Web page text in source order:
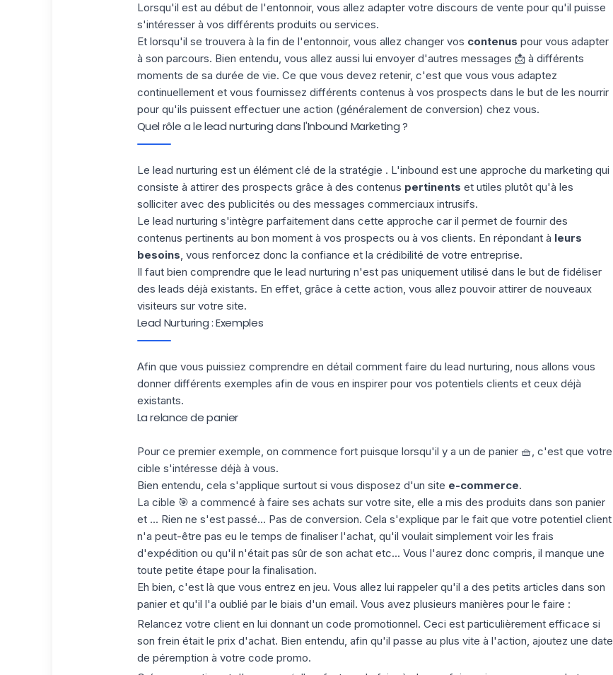
Lorsqu'il est au début de l'entonnoir, vous allez adapter votre discours de vente pour qu'il puisse
s'intéresser à vos différents produits ou services.
Et lorsqu'il se trouvera à la fin de l'entonnoir, vous allez changer vos contenus pour vous adapter
à son parcours. Bien entendu, vous allez aussi lui envoyer d'autres messages 📩 à différents
moments de sa durée de vie. Ce que vous devez retenir, c'est que vous vous adaptez
continuellement et vous fournissez différents contenus à vos prospects dans le but de les nourrir
pour qu'ils puissent effectuer une action (généralement de conversion) chez vous.
Quel rôle a le lead nurturing dans l'Inbound Marketing ?
Le lead nurturing est un élément clé de la stratégie . L'inbound est une approche du marketing qui
consiste à attirer des prospects grâce à des contenus pertinents et utiles plutôt qu'à les
solliciter avec des publicités ou des messages commerciaux intrusifs.
Le lead nurturing s'intègre parfaitement dans cette approche car il permet de fournir des
contenus pertinents au bon moment à vos prospects ou à vos clients. En répondant à leurs
besoins, vous renforcez donc la confiance et la crédibilité de votre entreprise.
Il faut bien comprendre que le lead nurturing n'est pas uniquement utilisé dans le but de fidéliser
des leads déjà existants. En effet, grâce à cette action, vous allez pouvoir attirer de nouveaux
visiteurs sur votre site.
Lead Nurturing : Exemples
Afin que vous puissiez comprendre en détail comment faire du lead nurturing, nous allons vous
donner différents exemples afin de vous en inspirer pour vos potentiels clients et ceux déjà
existants.
La relance de panier
Pour ce premier exemple, on commence fort puisque lorsqu'il y a un de panier 🧺, c'est que votre
cible s'intéresse déjà à vous.
Bien entendu, cela s'applique surtout si vous disposez d'un site e-commerce.
La cible 🎯 a commencé à faire ses achats sur votre site, elle a mis des produits dans son panier
et ... Rien ne s'est passé... Pas de conversion. Cela s'explique par le fait que votre potentiel client
n'a peut-être pas eu le temps de finaliser l'achat, qu'il voulait simplement voir les frais
d'expédition ou qu'il n'était pas sûr de son achat etc... Vous l'aurez donc compris, il manque une
toute petite étape pour la finalisation.
Eh bien, c'est là que vous entrez en jeu. Vous allez lui rappeler qu'il a des petits articles dans son
panier et qu'il l'a oublié par le biais d'un email. Vous avez plusieurs manières pour le faire :
Relancez votre client en lui donnant un code promotionnel. Ceci est particulièrement efficace si
son frein était le prix d'achat. Bien entendu, afin qu'il passe au plus vite à l'action, ajoutez une date
de péremption à votre code promo.